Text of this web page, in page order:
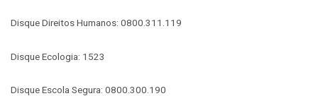
Disque Direitos Humanos: 0800.311.119
Disque Ecologia: 1523
Disque Escola Segura: 0800.300.190